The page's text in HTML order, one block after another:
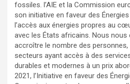
fossiles. l’AIE et la Commission
son initiative en faveur des
l’accès aux énergies propres au
avec les États africains. Nous nous
accroître le nombre des
secteurs ayant accès à des
durables et modernes à un prix
2021, l’Initiative en faveur des